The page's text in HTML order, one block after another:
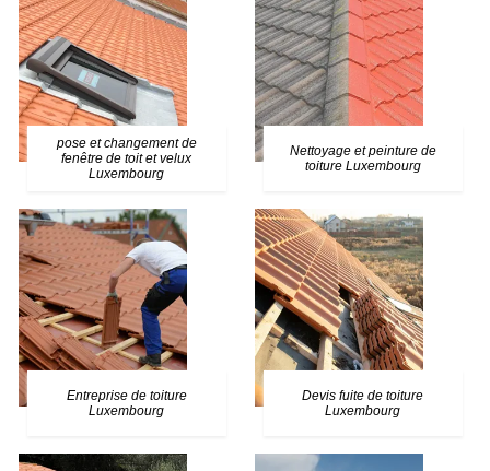
pose et changement de
fenêtre de toit et velux
Luxembourg
Nettoyage et peinture de
toiture Luxembourg
Entreprise de toiture
Luxembourg
Devis fuite de toiture
Luxembourg